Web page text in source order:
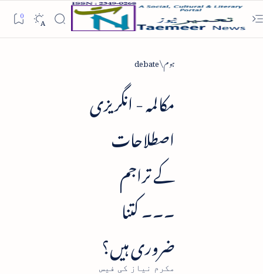
ہوم debate
مکالمہ - انگریزی
اصطلاحات
کے تراجم
۔۔۔ کتنا
ضروری ہیں؟
مکرم نیاز کی فیس